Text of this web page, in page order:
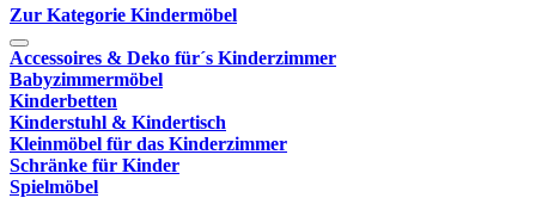
Zur Kategorie Kindermöbel
Accessoires & Deko für´s Kinderzimmer
Babyzimmermöbel
Kinderbetten
Kinderstuhl & Kindertisch
Kleinmöbel für das Kinderzimmer
Schränke für Kinder
Spielmöbel